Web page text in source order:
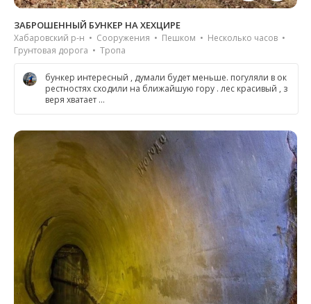
ЗАБРОШЕННЫЙ БУНКЕР НА ХЕХЦИРЕ
Хабаровский р-н • Сооружения • Пешком • Несколько часов •
Грунтовая дорога • Тропа
бункер интересный , думали будет меньше. погуляли в ок
рестностях сходили на ближайшую гору . лес красивый , з
веря хватает …